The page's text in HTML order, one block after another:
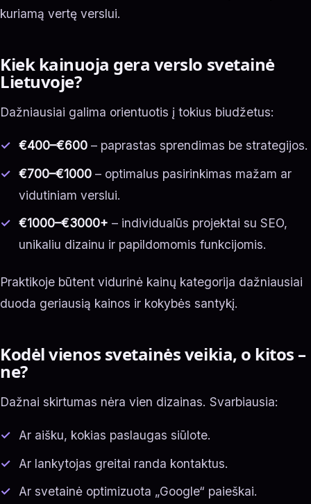
kuriamą vertę verslui.
Kiek kainuoja gera verslo svetainė
Lietuvoje?
Dažniausiai galima orientuotis į tokius biudžetus:
€400–€600 – paprastas sprendimas be strategijos.
€700–€1000 – optimalus pasirinkimas mažam ar
vidutiniam verslui.
€1000–€3000+ – individualūs projektai su SEO,
unikaliu dizainu ir papildomomis funkcijomis.
Praktikoje būtent vidurinė kainų kategorija dažniausiai
duoda geriausią kainos ir kokybės santykį.
Kodėl vienos svetainės veikia, o kitos –
ne?
Dažnai skirtumas nėra vien dizainas. Svarbiausia:
Ar aišku, kokias paslaugas siūlote.
Ar lankytojas greitai randa kontaktus.
Ar svetainė optimizuota „Google“ paieškai.